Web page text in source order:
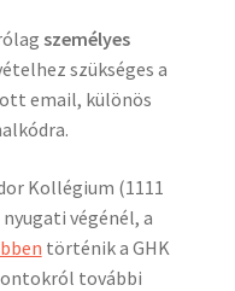
személyes
szükséges a
email, különös
Kollégium (1111
végénél, a
történik a GHK
további